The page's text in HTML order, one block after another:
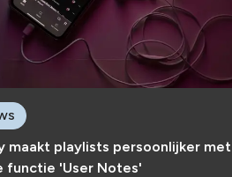
maakt playlists persoonlijker met
functie 'User Notes'